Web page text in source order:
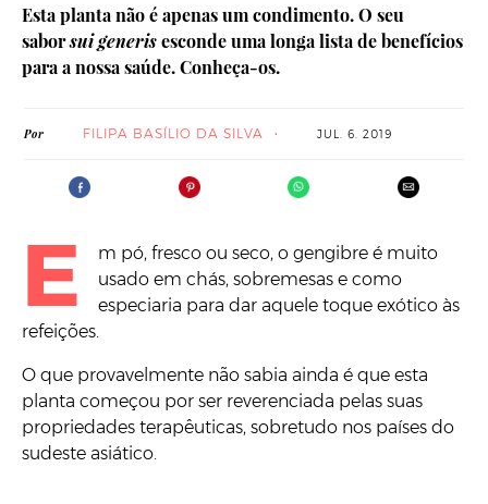
Esta planta não é apenas um condimento. O seu
saborsui generisesconde uma longa lista de benefícios
para a nossa saúde. Conheça-os.
Por FILIPA BASÍLIO DA SILVA JUL. 6. 2019
E
m pó, fresco ou seco, o gengibre é muito
usado em chás, sobremesas e como
especiaria para dar aquele toque exótico às
refeições.
O que provavelmente não sabia ainda é que esta
planta começou por ser reverenciada pelas suas
propriedades terapêuticas, sobretudo nos países do
sudeste asiático.